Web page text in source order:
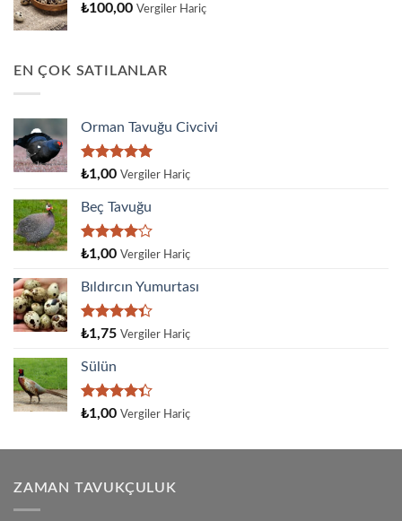
₺100,00 Vergiler Hariç
EN ÇOK SATILANLAR
Orman Tavuğu Civcivi
5 üzerinden
aldı
₺1,00 Vergiler Hariç
Beç Tavuğu
5
4.00
aldı
₺1,00 Vergiler Hariç
Bıldırcın Yumurtası
5
4.33oy
aldı
₺1,75 Vergiler Hariç
Sülün
5
₺1,00 Vergiler Hariç
ZAMAN TAVUKÇULUK